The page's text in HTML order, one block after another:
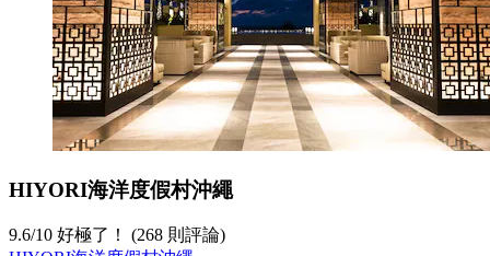
HIYORI海洋度假村沖繩
9.6/10 好極了！ (268 則評論)